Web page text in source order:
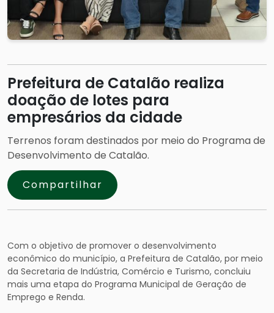
Prefeitura de Catalão realiza
doação de lotes para
empresários da cidade
Terrenos foram destinados por meio do Programa de
Desenvolvimento de Catalão.
Compartilhar
Com o objetivo de promover o desenvolvimento
econômico do município, a Prefeitura de Catalão, por meio
da Secretaria de Indústria, Comércio e Turismo, concluiu
mais uma etapa do Programa Municipal de Geração de
Emprego e Renda.